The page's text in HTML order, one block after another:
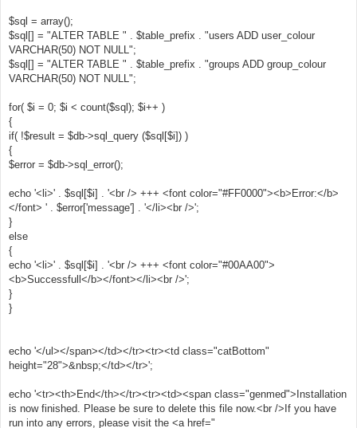
$sql = array();
$sql[] = "ALTER TABLE " . $table_prefix . "users ADD user_colour
VARCHAR(50) NOT NULL";
$sql[] = "ALTER TABLE " . $table_prefix . "groups ADD group_colour
VARCHAR(50) NOT NULL";
for( $i = 0; $i < count($sql); $i++ )
{
if( !$result = $db->sql_query ($sql[$i]) )
{
$error = $db->sql_error();
echo '<li>' . $sql[$i] . '<br /> +++ <font color="#FF0000"><b>Error:</b>
</font> ' . $error['message'] . '</li><br />';
}
else
{
echo '<li>' . $sql[$i] . '<br /> +++ <font color="#00AA00">
<b>Successfull</b></font></li><br />';
}
}
echo '</ul></span></td></tr><tr><td class="catBottom"
height="28">&nbsp;</td></tr>';
echo '<tr><th>End</th></tr><tr><td><span class="genmed">Installation
is now finished. Please be sure to delete this file now.<br />If you have
run into any errors, please visit the <a href="